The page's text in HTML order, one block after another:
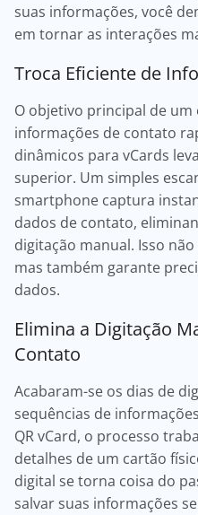
suas informações, você
em tornar as interações
Troca Eficiente de
O objetivo principal de
informações de contato
dinâmicos para vCards
superior. Um simples
smartphone captura
dados de contato,
digitação manual. Isso
mas também garante
dados.
Elimina a Digitação
Contato
Acabaram-se os dias de
sequências de
QR vCard, o processo
detalhes de um cartão
digital se torna coisa do
salvar suas informações